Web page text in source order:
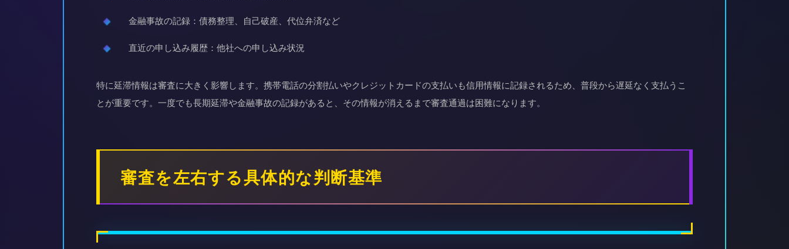
金融事故の記録：債務整理、自己破産、代位弁済など
直近の申し込み履歴：他社への申し込み状況
特に延滞情報は審査に大きく影響します。携帯電話の分割払いやクレジットカードの支払いも信用情報に記録されるため、普段から遅延なく支払うこ
とが重要です。一度でも長期延滞や金融事故の記録があると、その情報が消えるまで審査通過は困難になります。
審査を左右する具体的な判断基準